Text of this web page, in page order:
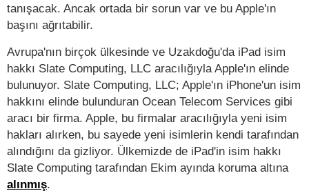
tanışacak. Ancak ortada bir sorun var ve bu Apple'ın
başını ağrıtabilir.
Avrupa'nın birçok ülkesinde ve Uzakdoğu'da iPad isim
hakkı Slate Computing, LLC aracılığıyla Apple'ın elinde
bulunuyor. Slate Computing, LLC; Apple'ın iPhone'un isim
hakkını elinde bulunduran Ocean Telecom Services gibi
aracı bir firma. Apple, bu firmalar aracılığıyla yeni isim
hakları alırken, bu sayede yeni isimlerin kendi tarafından
alındığını da gizliyor. Ülkemizde de iPad'in isim hakkı
Slate Computing tarafından Ekim ayında koruma altına
alınmış.